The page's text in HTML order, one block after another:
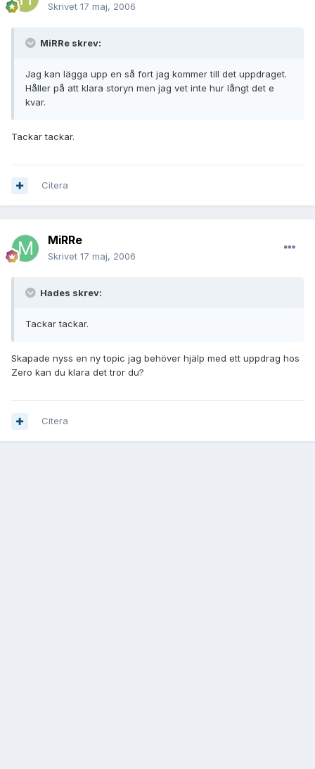
Skrivet 17 maj, 2006
MiRRe skrev:
Jag kan lägga upp en så fort jag kommer till det uppdraget.
Håller på att klara storyn men jag vet inte hur långt det e
kvar.
Tackar tackar.
Citera
MiRRe
Skrivet 17 maj, 2006
Hades skrev:
Tackar tackar.
Skapade nyss en ny topic jag behöver hjälp med ett uppdrag hos
Zero kan du klara det tror du?
Citera